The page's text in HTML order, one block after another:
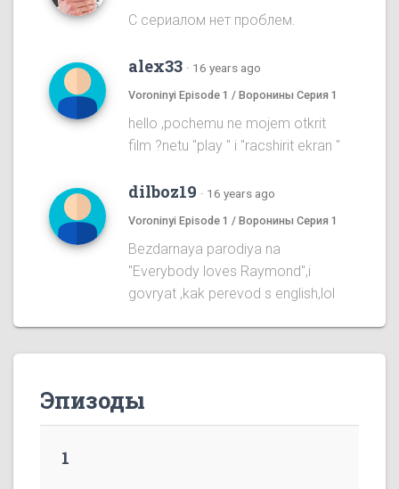
С сериалом нет проблем.
alex33 · 16 years ago
Voroninyi Episode 1 / Воронины Серия 1
hello ,pochemu ne mojem otkrit
film ?netu "play " i "racshirit ekran "
dilboz19 · 16 years ago
Voroninyi Episode 1 / Воронины Серия 1
Bezdarnaya parodiya na
''Everybody loves Raymond'',i
govryat ,kak perevod s english,lol
Эпизоды
1